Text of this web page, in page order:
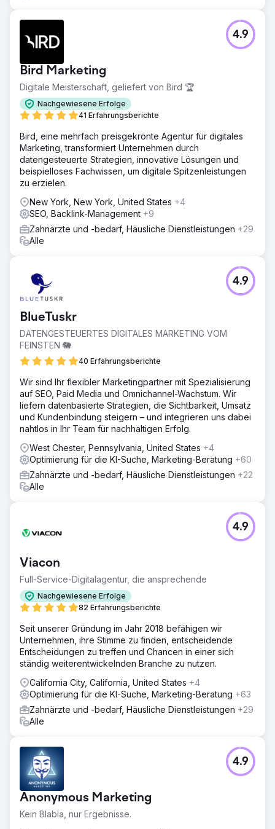
Bird Marketing
Digitale Meisterschaft, geliefert von Bird 🏆
Nachgewiesene Erfolge
41 Erfahrungsberichte
4.9
Bird, eine mehrfach preisgekrönte Agentur für digitales
Marketing, transformiert Unternehmen durch
datengesteuerte Strategien, innovative Lösungen und
beispielloses Fachwissen, um digitale Spitzenleistungen
zu erzielen.
New York, New York, United States +4
SEO, Backlink-Management +9
Zahnärzte und -bedarf, Häusliche Dienstleistungen +29
Alle
BlueTuskr
DATENGESTEUERTES DIGITALES MARKETING VOM
FEINSTEN 🐘
40 Erfahrungsberichte
4.9
Wir sind Ihr flexibler Marketingpartner mit Spezialisierung
auf SEO, Paid Media und Omnichannel-Wachstum. Wir
liefern datenbasierte Strategien, die Sichtbarkeit, Umsatz
und Kundenbindung steigern – und integrieren uns dabei
nahtlos in Ihr Team für nachhaltigen Erfolg.
West Chester, Pennsylvania, United States +4
Optimierung für die KI-Suche, Marketing-Beratung +60
Zahnärzte und -bedarf, Häusliche Dienstleistungen +22
Alle
Viacon
Full-Service-Digitalagentur, die ansprechende
Nachgewiesene Erfolge
82 Erfahrungsberichte
4.9
Seit unserer Gründung im Jahr 2018 befähigen wir
Unternehmen, ihre Stimme zu finden, entscheidende
Entscheidungen zu treffen und Chancen in einer sich
ständig weiterentwickelnden Branche zu nutzen.
California City, California, United States +4
Optimierung für die KI-Suche, Marketing-Beratung +63
Zahnärzte und -bedarf, Häusliche Dienstleistungen +29
Alle
Anonymous Marketing
Kein Blabla, nur Ergebnisse.
4.9